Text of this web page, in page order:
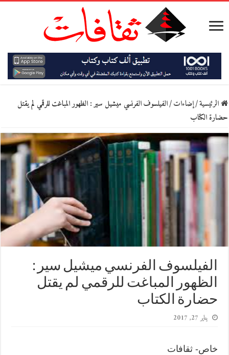
الرئيسية/إضاءات/الفيلسوف الفرنسي ميشيل سير : الظهور المباغت للرقمي لم يقتل
حضارة الكتاب
الفيلسوف الفرنسي ميشيل سير :
الظهور المباغت للرقمي لم يقتل
حضارة الكتاب
يناير 27, 2017
خاص- ثقافات